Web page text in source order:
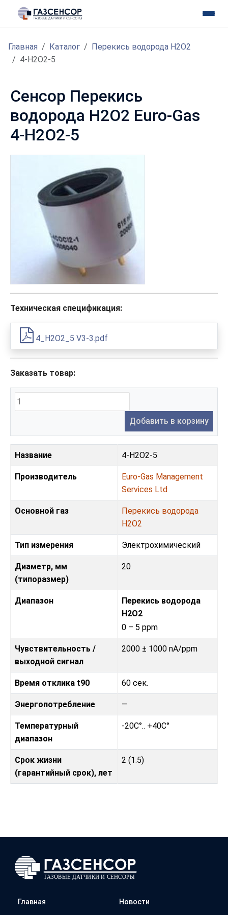
Главная Каталог
Перекись водорода H2O2
4-H2O2-5
Сенсор Перекись
водорода H2O2 Euro-Gas
4-H2O2-5
Техническая спецификация:
4_H2O2_5 V3-3.pdf
Заказать товар:
Добавить в корзину
Название 4-H2O2-5
Производитель
Euro-Gas Management
Services Ltd
Основной газ
Перекись водорода
H2O2
Тип измерения Электрохимический
Диаметр, мм
(типоразмер)
20
Диапазон
Перекись водорода
H2O2
0 – 5 ppm
Чувствительность /
выходной сигнал
2000 ± 1000 nA/ppm
Время отклика t90 60 сек.
Энергопотребление —
Температурный
диапазон
-20C°.. +40C°
Срок жизни
(гарантийный срок), лет
2 (1.5)
Главная Новости